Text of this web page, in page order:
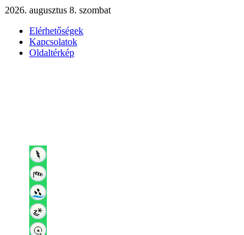
2026. augusztus 8. szombat
Elérhetőségek
Kapcsolatok
Oldaltérkép